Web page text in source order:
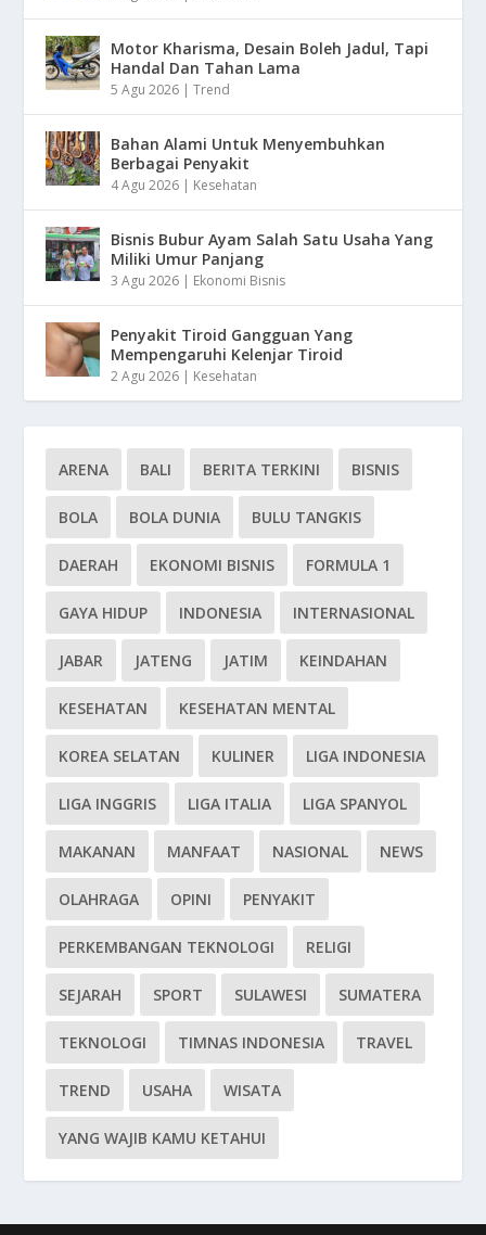
Motor Kharisma, Desain Boleh Jadul, Tapi
Handal Dan Tahan Lama
5 Agu 2026 |Trend
Bahan Alami Untuk Menyembuhkan
Berbagai Penyakit
4 Agu 2026 | Kesehatan
Bisnis Bubur Ayam Salah Satu Usaha Yang
Miliki Umur Panjang
3 Agu 2026 | Ekonomi Bisnis
Penyakit Tiroid Gangguan Yang
Mempengaruhi Kelenjar Tiroid
2 Agu 2026 | Kesehatan
ARENA BALI BERITA TERKINI BISNIS
BOLA BOLA DUNIA BULU TANGKIS
DAERAH EKONOMI BISNIS FORMULA 1
GAYA HIDUP INDONESIA INTERNASIONAL
JABAR JATENG JATIM KEINDAHAN
KESEHATAN KESEHATAN MENTAL
KOREA SELATAN KULINER LIGA INDONESIA
LIGA INGGRIS LIGA ITALIA LIGA SPANYOL
MAKANAN MANFAAT NASIONAL NEWS
OLAHRAGA OPINI PENYAKIT
PERKEMBANGAN TEKNOLOGI RELIGI
SEJARAH SPORT SULAWESI SUMATERA
TEKNOLOGI TIMNAS INDONESIA TRAVEL
TREND USAHA WISATA
YANG WAJIB KAMU KETAHUI